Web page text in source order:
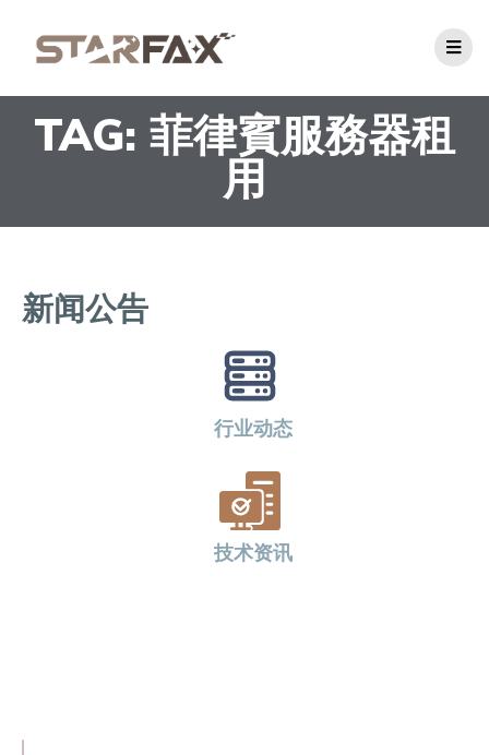
TAG: 菲律賓服務器租
用
新闻公告
行业动态
技术资讯